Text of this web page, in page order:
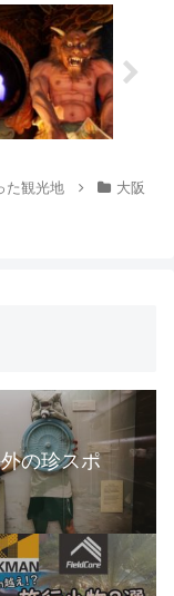
た観光地
大阪
の珍スポ